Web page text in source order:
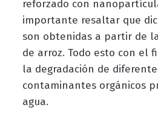
reforzado con
importante resaltar que
son obtenidas a partir de
de arroz. Todo esto con el
la degradación de
contaminantes orgánicos
agua.